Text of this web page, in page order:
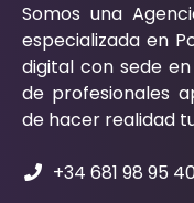
Somos una
especializada en
digital con sede
de profesionales
de hacer realidad
+34 681 98 95